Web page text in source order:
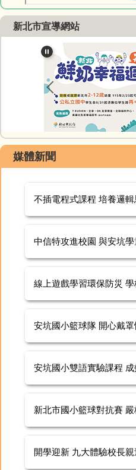
新北市宣導網站
媒體新聞
不插電程式課程 培養邏輯
中信特攻進校園 與安坑
線上遊戲學習環保防災
安坑國小籃球隊 開心戴
安坑國小雙語實驗課程
新北市國小籃球對抗賽 嚴
開學迎新 九大體驗校長